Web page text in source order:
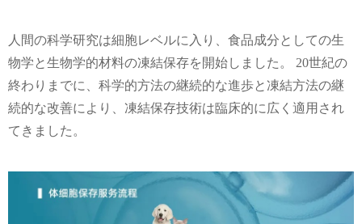
人間の科学研究は細胞レベルに入り、食品成分としての生
物学と生物学的材料の凍結保存を開始しました。 20世紀の
終わりまでに、科学的方法の継続的な進歩と凍結方法の継
続的な改善により、凍結保存技術は臨床的に広く適用され
てきました。